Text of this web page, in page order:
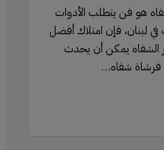
هو فن يتطلب الأدوات
في لبنان، فإن امتلاك أفضل
الشفاه يمكن أن يحدث
فرشاة شفاه…